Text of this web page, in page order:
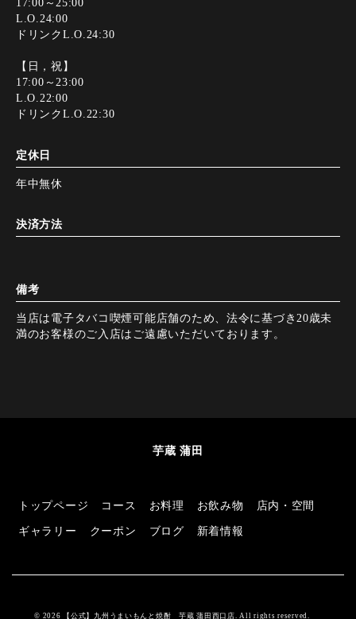
L.O.24:00
ドリンクL.O.24:30
【日，祝】
17:00～23:00
L.O.22:00
ドリンクL.O.22:30
定休日
年中無休
決済方法
備考
当店は電子タバコ喫煙可能店舗のため、法令に基づき20歳未
満のお客様のご入店はご遠慮いただいております。
芋蔵 蒲田
トップページ コース お料理 お飲み物 店内・空間
ギャラリー クーポン ブログ 新着情報
© 2026 【公式】九州うまいもんと焼酎 芋蔵 蒲田西口店. All rights reserved.